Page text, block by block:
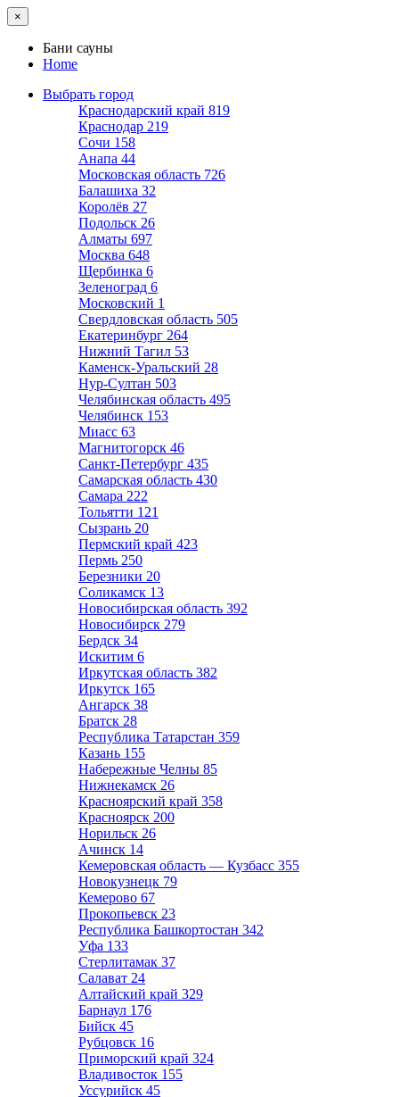
×
Бани сауны
Home
Выбрать город
Краснодарский край 819
Краснодар 219
Сочи 158
Анапа 44
Московская область 726
Балашиха 32
Королёв 27
Подольск 26
Алматы 697
Москва 648
Щербинка 6
Зеленоград 6
Московский 1
Свердловская область 505
Екатеринбург 264
Нижний Тагил 53
Каменск-Уральский 28
Нур-Султан 503
Челябинская область 495
Челябинск 153
Миасс 63
Магнитогорск 46
Санкт-Петербург 435
Самарская область 430
Самара 222
Тольятти 121
Сызрань 20
Пермский край 423
Пермь 250
Березники 20
Соликамск 13
Новосибирская область 392
Новосибирск 279
Бердск 34
Искитим 6
Иркутская область 382
Иркутск 165
Ангарск 38
Братск 28
Республика Татарстан 359
Казань 155
Набережные Челны 85
Нижнекамск 26
Красноярский край 358
Красноярск 200
Норильск 26
Ачинск 14
Кемеровская область — Кузбасс 355
Новокузнецк 79
Кемерово 67
Прокопьевск 23
Республика Башкортостан 342
Уфа 133
Стерлитамак 37
Салават 24
Алтайский край 329
Барнаул 176
Бийск 45
Рубцовск 16
Приморский край 324
Владивосток 155
Уссурийск 45